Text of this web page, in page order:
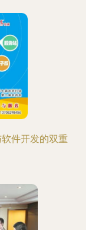
件开发的双重